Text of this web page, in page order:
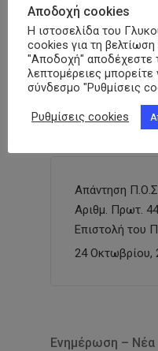
3rd Diabetes
ΠΟΣΣΑΣΔΙΑ
31 Οκτωβρίου,
Απάντηση
Αριθμ. Πρωτ.
Επιστολή του
24 Οκτωβρίου,
Ενημέρωση – Νέα
Αποδοχή cookies
Η ιστοσελίδα του
cookies για τη
"Αποδοχή" αποδέχεστε
λεπτομέρειες
σύνδεσμο "Ρυθμίσεις
Ρυθμίσεις cookies